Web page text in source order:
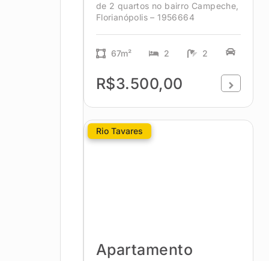
de 2 quartos no bairro Campeche,
Florianópolis – 1956664
67m² 2 2
R$3.500,00
Rio Tavares
Apartamento